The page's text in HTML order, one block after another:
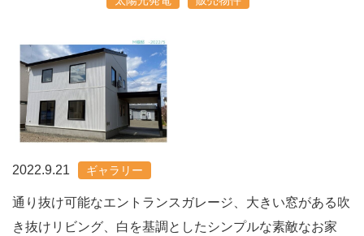
2022.9.21 ギャラリー
通り抜け可能なエントランスガレージ、大きい窓がある吹
き抜けリビング、白を基調としたシンプルな素敵なお家